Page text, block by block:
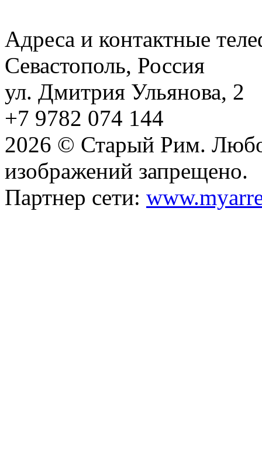
Адреса и контактные
Севастополь, Россия
ул. Дмитрия Ульянова, 2
+7 9782 074 144
2026 © Старый Рим.
изображений запрещено.
Партнер сети: